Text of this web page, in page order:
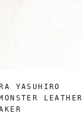
YASUHIRO
LEATHER